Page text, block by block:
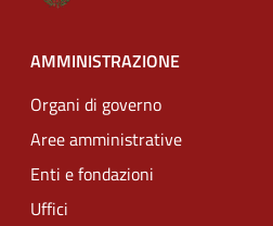
AMMINISTRAZIONE
Organi di governo
Aree amministrative
Enti e fondazioni
Uffici